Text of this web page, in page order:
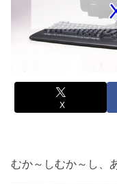
X
むか～しむか～し、